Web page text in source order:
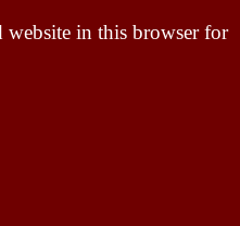
website in this browser for